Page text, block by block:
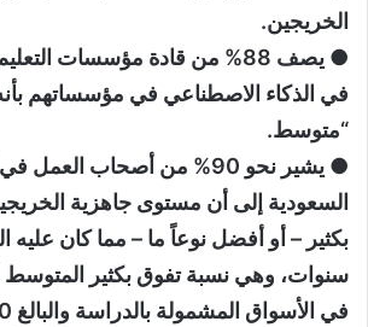
الخريجين.
● يصف 88% من قادة مؤسسات
في الذكاء الاصطناعي في مؤسساتهم بأنه
“متوسط.
● يشير نحو 90% من أصحاب
السعودية إلى أن مستوى جاهزية
بكثير – أو أفضل نوعاً ما – مما كان
سنوات، وهي نسبة تفوق بكثير المتوسط
في الأسواق المشمولة بالدراسة والبالغ 60%.